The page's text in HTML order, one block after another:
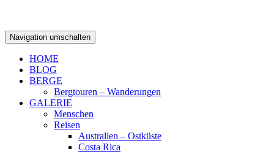
Navigation umschalten
HOME
BLOG
BERGE
Bergtouren – Wanderungen
GALERIE
Menschen
Reisen
Australien – Ostküste
Costa Rica